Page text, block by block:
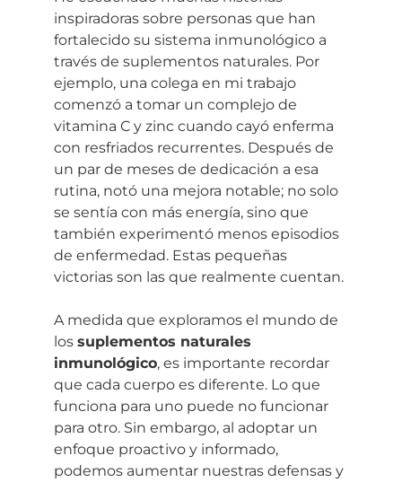
inspiradoras sobre personas que han
fortalecido su sistema inmunológico a
través de suplementos naturales. Por
ejemplo, una colega en mi trabajo
comenzó a tomar un complejo de
vitamina C y zinc cuando cayó enferma
con resfriados recurrentes. Después de
un par de meses de dedicación a esa
rutina, notó una mejora notable; no solo
se sentía con más energía, sino que
también experimentó menos episodios
de enfermedad. Estas pequeñas
victorias son las que realmente cuentan.
A medida que exploramos el mundo de
los suplementos naturales
inmunológico, es importante recordar
que cada cuerpo es diferente. Lo que
funciona para uno puede no funcionar
para otro. Sin embargo, al adoptar un
enfoque proactivo y informado,
podemos aumentar nuestras defensas y